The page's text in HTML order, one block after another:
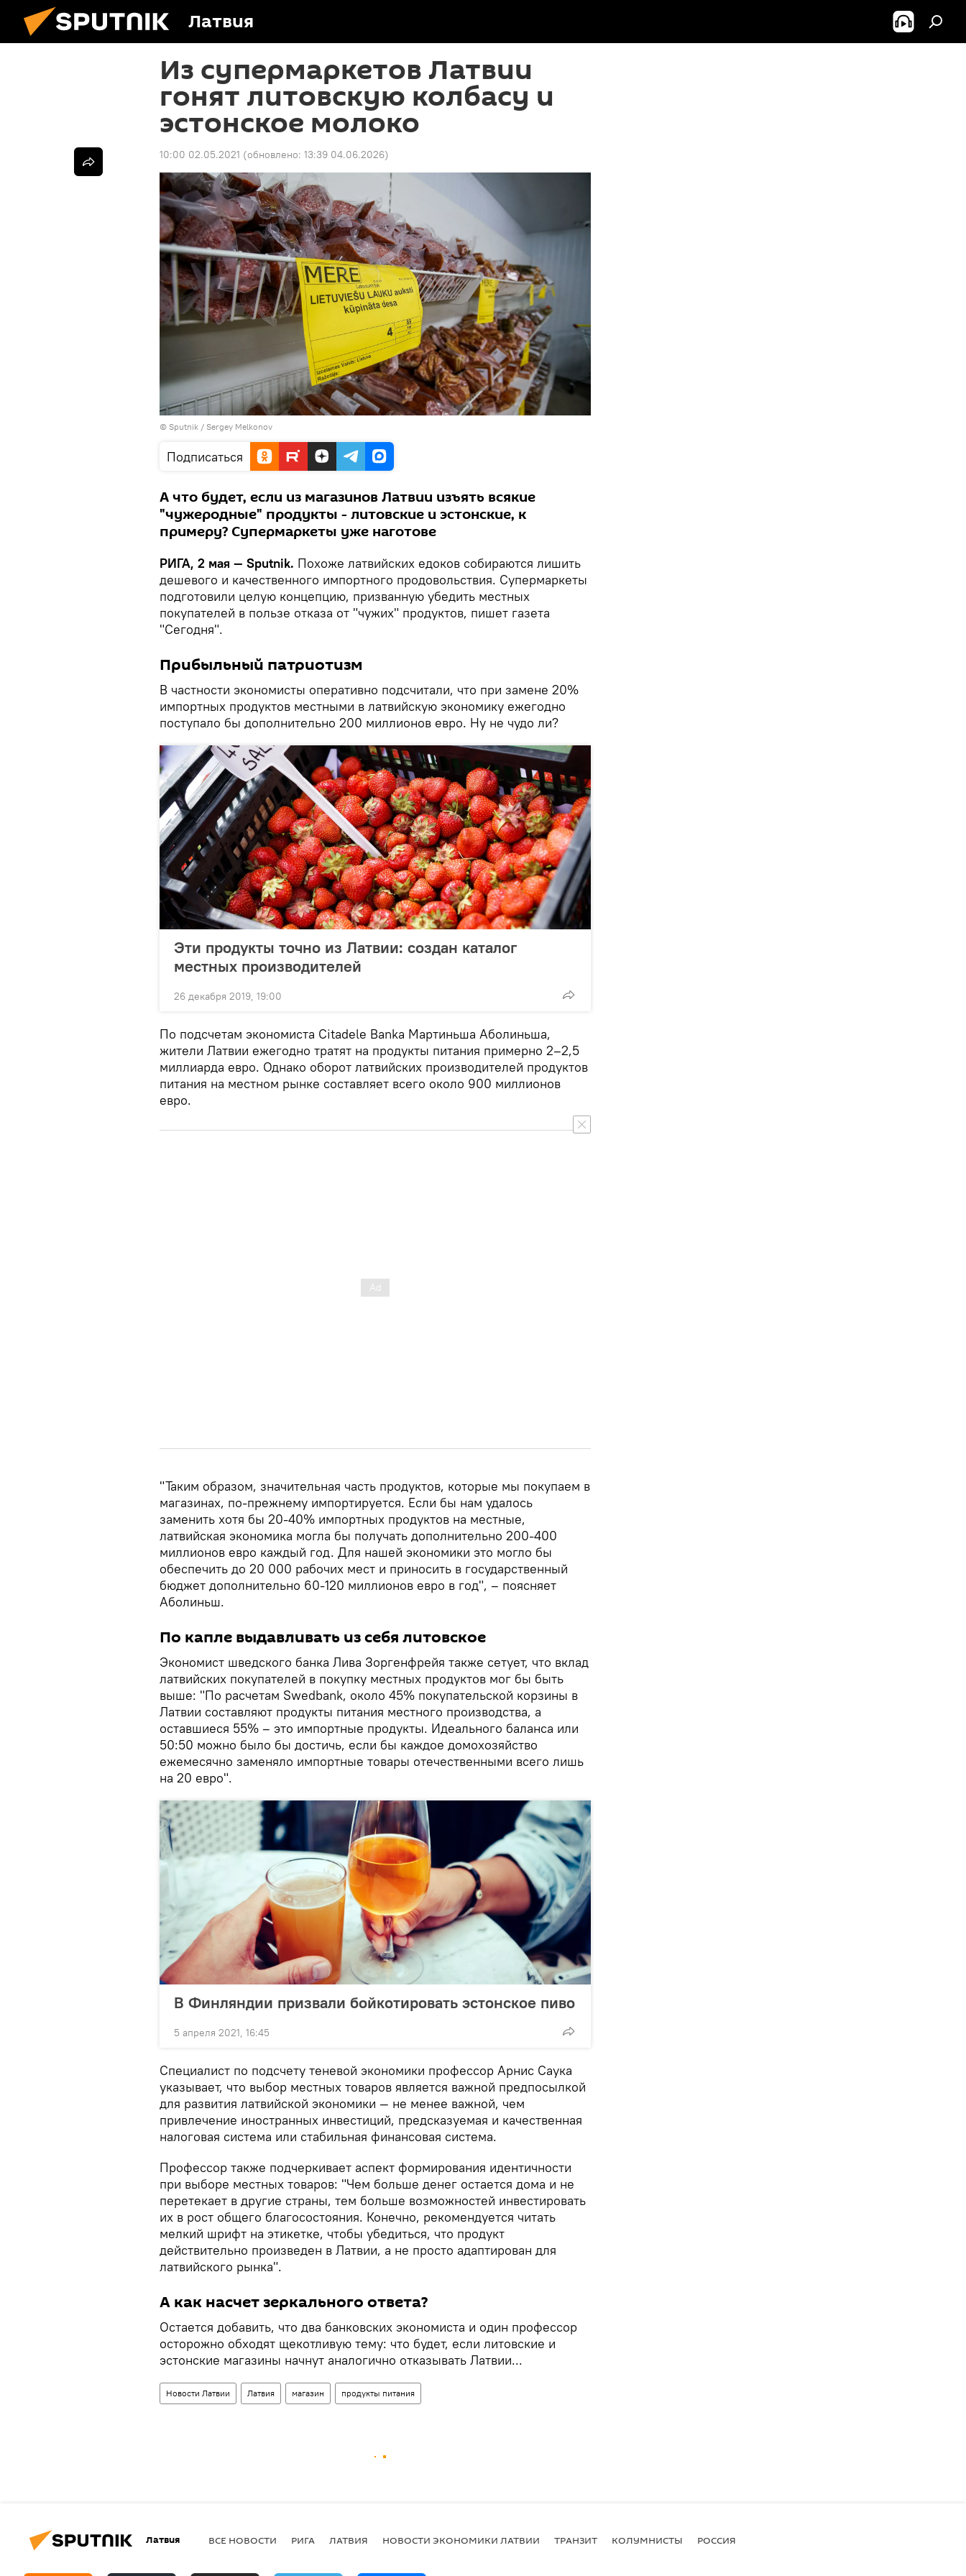
Латвия
Из супермаркетов Латвии
гонят литовскую колбасу и
эстонское молоко
10:00 02.05.2021 (обновлено: 13:39 04.06.2026)
© Sputnik / Sergey Melkonov
Подписаться
А что будет, если из магазинов Латвии изъять всякие
"чужеродные" продукты - литовские и эстонские, к
примеру? Супермаркеты уже наготове
РИГА, 2 мая — Sputnik. Похоже латвийских едоков собираются лишить
дешевого и качественного импортного продовольствия. Супермаркеты
подготовили целую концепцию, призванную убедить местных
покупателей в пользе отказа от "чужих" продуктов, пишет газета
"Сегодня".
Прибыльный патриотизм
В частности экономисты оперативно подсчитали, что при замене 20%
импортных продуктов местными в латвийскую экономику ежегодно
поступало бы дополнительно 200 миллионов евро. Ну не чудо ли?
Эти продукты точно из Латвии: создан каталог
местных производителей
26 декабря 2019, 19:00
По подсчетам экономиста Citadele Banka Мартиньша Аболиньша,
жители Латвии ежегодно тратят на продукты питания примерно 2–2,5
миллиарда евро. Однако оборот латвийских производителей продуктов
питания на местном рынке составляет всего около 900 миллионов
евро.
"Таким образом, значительная часть продуктов, которые мы покупаем в
магазинах, по-прежнему импортируется. Если бы нам удалось
заменить хотя бы 20-40% импортных продуктов на местные,
латвийская экономика могла бы получать дополнительно 200-400
миллионов евро каждый год. Для нашей экономики это могло бы
обеспечить до 20 000 рабочих мест и приносить в государственный
бюджет дополнительно 60-120 миллионов евро в год", – поясняет
Аболиньш.
По капле выдавливать из себя литовское
Экономист шведского банка Лива Зоргенфрейя также сетует, что вклад
латвийских покупателей в покупку местных продуктов мог бы быть
выше: "По расчетам Swedbank, около 45% покупательской корзины в
Латвии составляют продукты питания местного производства, а
оставшиеся 55% – это импортные продукты. Идеального баланса или
50:50 можно было бы достичь, если бы каждое домохозяйство
ежемесячно заменяло импортные товары отечественными всего лишь
на 20 евро".
В Финляндии призвали бойкотировать эстонское пиво
5 апреля 2021, 16:45
Специалист по подсчету теневой экономики профессор Арнис Саука
указывает, что выбор местных товаров является важной предпосылкой
для развития латвийской экономики — не менее важной, чем
привлечение иностранных инвестиций, предсказуемая и качественная
налоговая система или стабильная финансовая система.
Профессор также подчеркивает аспект формирования идентичности
при выборе местных товаров: "Чем больше денег остается дома и не
перетекает в другие страны, тем больше возможностей инвестировать
их в рост общего благосостояния. Конечно, рекомендуется читать
мелкий шрифт на этикетке, чтобы убедиться, что продукт
действительно произведен в Латвии, а не просто адаптирован для
латвийского рынка".
А как насчет зеркального ответа?
Остается добавить, что два банковских экономиста и один профессор
осторожно обходят щекотливую тему: что будет, если литовские и
эстонские магазины начнут аналогично отказывать Латвии...
Новости Латвии Латвия магазин продукты питания
Латвия ВСЕ НОВОСТИ РИГА ЛАТВИЯ НОВОСТИ ЭКОНОМИКИ ЛАТВИИ ТРАНЗИТ КОЛУМНИСТЫ РОССИЯ